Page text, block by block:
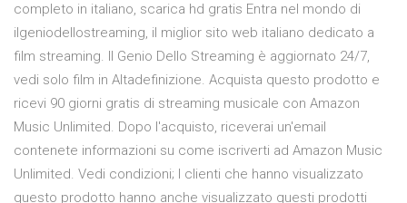
completo in italiano, scarica hd gratis Entra nel mondo di
ilgeniodellostreaming, il miglior sito web italiano dedicato a
film streaming. Il Genio Dello Streaming è aggiornato 24/7,
vedi solo film in Altadefinizione. Acquista questo prodotto e
ricevi 90 giorni gratis di streaming musicale con Amazon
Music Unlimited. Dopo l'acquisto, riceverai un'email
contenete informazioni su come iscriverti ad Amazon Music
Unlimited. Vedi condizioni; I clienti che hanno visualizzato
questo prodotto hanno anche visualizzato questi prodotti